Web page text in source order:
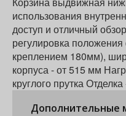
использования
доступ и отличный
регулировка
креплением 180мм),
корпуса - от 515 мм
круглого прутка
Дополнительные